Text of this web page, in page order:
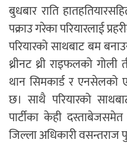
बुधबार राति
पक्राउ गरेका परियारलाई
परियारको साथबाट बम
थ्रीनट थ्री राइफलको
थान सिमकार्ड र एनसेलको
छ। साथै परियारको
पार्टीका केही
जिल्ला अधिकारी वसन्तराज